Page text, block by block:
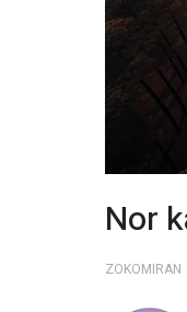
Nor
ZOKOMIRAN